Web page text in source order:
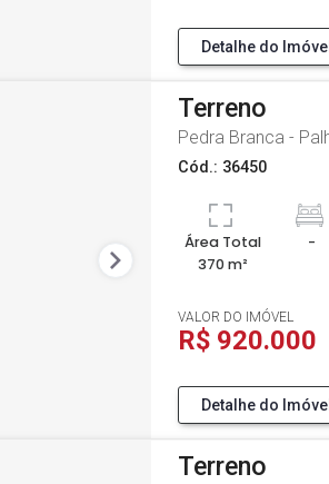
Detalhe do Imóvel
Terreno
Pedra Branca -
Cód.: 36450
Área Total
370 m²
-
VALOR DO IMÓVEL
R$ 920.000
Detalhe do Imóvel
Terreno